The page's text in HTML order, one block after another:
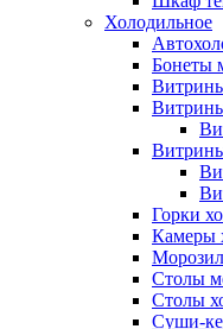
Холодильное
Бонеты
Горки
Камеры
Столы
Столы
Суши-